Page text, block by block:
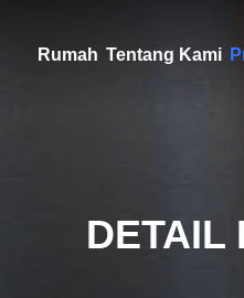
Rumah Tentang Kami
DETAIL